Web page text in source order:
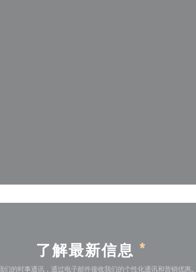
中打开))
))
中打开))
了解最新信息 *
们的时事通讯，通过电子邮件接收我们的个性化通讯和营销优惠。